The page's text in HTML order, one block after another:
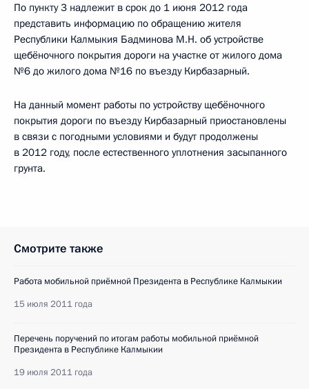
По пункту 3 надлежит в срок до 1 июня 2012 года
представить информацию по обращению жителя
Республики Калмыкия Бадминова М.Н. об устройстве
щебёночного покрытия дороги на участке от жилого дома
№6 до жилого дома №16 по въезду Кирбазарный.
На данный момент работы по устройству щебёночного
покрытия дороги по въезду Кирбазарный приостановлены
в связи с погодными условиями и будут продолжены
в 2012 году, после естественного уплотнения засыпанного
грунта.
Смотрите также
Работа мобильной приёмной Президента в Республике Калмыкии
15 июля 2011 года
Перечень поручений по итогам работы мобильной приёмной
Президента в Республике Калмыкии
19 июля 2011 года